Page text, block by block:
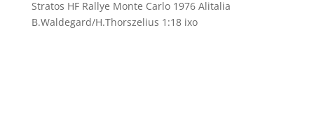
Stratos HF Rallye Monte Carlo 1976 Alitalia
B.Waldegard/H.Thorszelius 1:18 ixo